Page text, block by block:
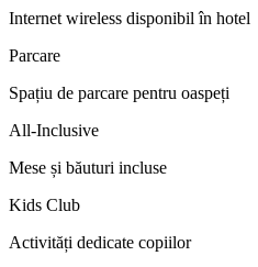
Internet wireless disponibil în hotel
Parcare
Spațiu de parcare pentru oaspeți
All-Inclusive
Mese și băuturi incluse
Kids Club
Activități dedicate copiilor